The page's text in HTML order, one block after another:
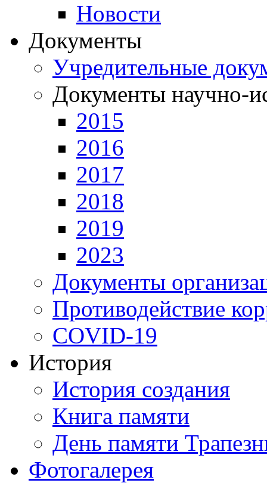
Новости
Документы
Учредительные
Документы научно-
2015
2016
2017
2018
2019
2023
Документы
Противодействие
СОVID-19
История
История создания
Книга памяти
День памяти
Фотогалерея